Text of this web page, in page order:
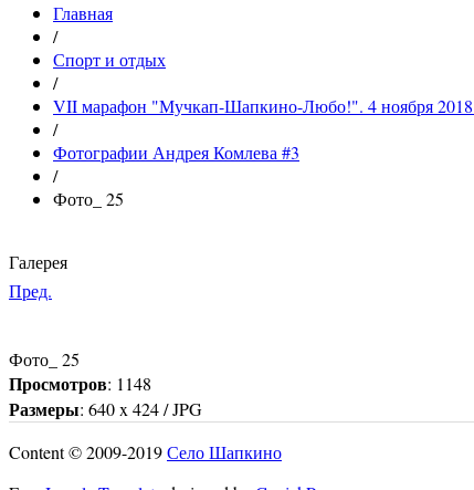
Главная
/
Спорт и отдых
/
VII марафон "Мучкап-Шапкино-Любо!". 4 ноября 2018
/
Фотографии Андрея Комлева #3
/
Фото_ 25
Галерея
Пред.
Фото_ 25
Просмотров: 1148
Размеры: 640 x 424 / JPG
Content © 2009-2019Село Шапкино